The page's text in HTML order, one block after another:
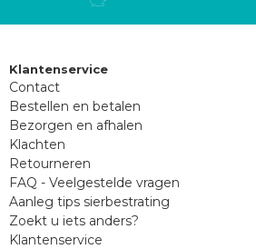
Klantenservice
Contact
Bestellen en betalen
Bezorgen en afhalen
Klachten
Retourneren
FAQ - Veelgestelde vragen
Aanleg tips sierbestrating
Zoekt u iets anders?
Klantenservice